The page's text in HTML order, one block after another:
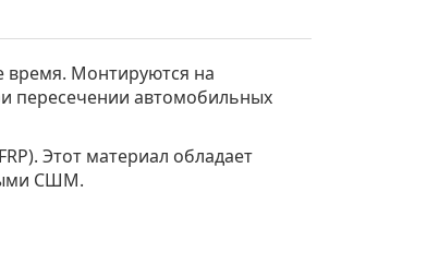
Монтируются на
пересечении автомобильных
Этот материал обладает
СШМ.